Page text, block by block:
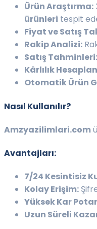
Ürün Araştırma:
ürünleri tespit
Fiyat ve Satış
Rakip Analizi:
Satış Tahminleri:
Kârlılık
Otomatik Ürün
Nasıl Kullanılır?
Amzyazilimlari.com
Avantajları:
7/24 Kesintisiz
Kolay Erişim:
Yüksek Kar
Uzun Süreli